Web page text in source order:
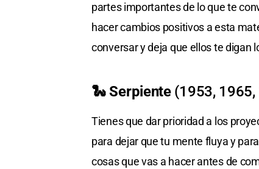
partes importantes de lo que te
hacer cambios positivos a esta
conversar y deja que ellos te digan
🐍 Serpiente (1953,
Tienes que dar prioridad a los
para dejar que tu mente fluya y
cosas que vas a hacer antes de